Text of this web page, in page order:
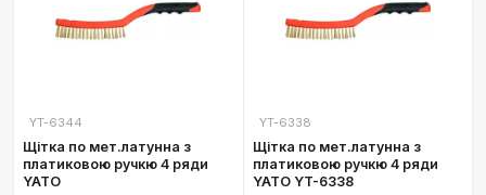
YT-6344
Щітка по мет.латунна з
платиковою ручкю 4 ряди
YATO
YT-6338
Щітка по мет.латунна з
платиковою ручкю 4 ряди
YATO YT-6338